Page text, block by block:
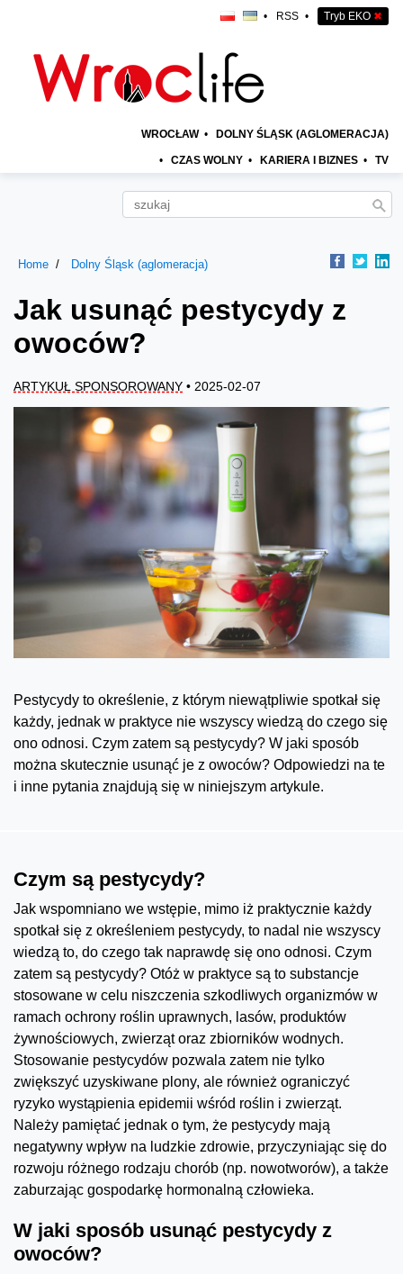
• RSS • Tryb EKO ✖
WROCŁAW • DOLNY ŚLĄSK (AGLOMERACJA)
• CZAS WOLNY • KARIERA I BIZNES • TV
Home Dolny Śląsk (aglomeracja)
Jak usunąć pestycydy z
owoców?
ARTYKUŁ SPONSOROWANY • 2025-02-07
Pestycydy to określenie, z którym niewątpliwie spotkał się
każdy, jednak w praktyce nie wszyscy wiedzą do czego się
ono odnosi. Czym zatem są pestycydy? W jaki sposób
można skutecznie usunąć je z owoców? Odpowiedzi na te
i inne pytania znajdują się w niniejszym artykule.
Czym są pestycydy?
Jak wspomniano we wstępie, mimo iż praktycznie każdy
spotkał się z określeniem pestycydy, to nadal nie wszyscy
wiedzą to, do czego tak naprawdę się ono odnosi. Czym
zatem są pestycydy? Otóż w praktyce są to substancje
stosowane w celu niszczenia szkodliwych organizmów w
ramach ochrony roślin uprawnych, lasów, produktów
żywnościowych, zwierząt oraz zbiorników wodnych.
Stosowanie pestycydów pozwala zatem nie tylko
zwiększyć uzyskiwane plony, ale również ograniczyć
ryzyko wystąpienia epidemii wśród roślin i zwierząt.
Należy pamiętać jednak o tym, że pestycydy mają
negatywny wpływ na ludzkie zdrowie, przyczyniając się do
rozwoju różnego rodzaju chorób (np. nowotworów), a także
zaburzając gospodarkę hormonalną człowieka.
W jaki sposób usunąć pestycydy z
owoców?